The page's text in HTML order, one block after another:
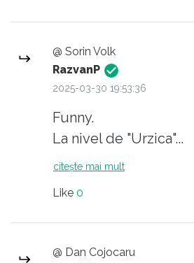
@ Sorin Volk
RazvanP
2025-03-30 19:53:36
Funny.
La nivel de "Urzica"...
citește mai mult
Like 0
@ Dan Cojocaru